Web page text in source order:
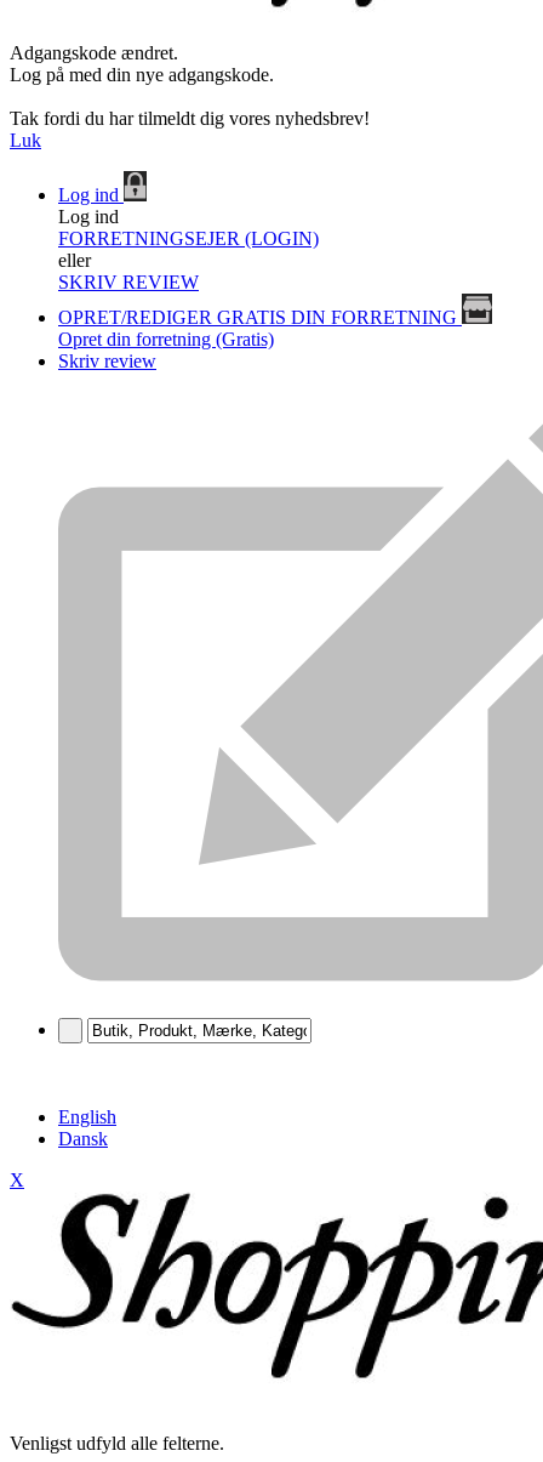
Adgangskode ændret.
Log på med din nye adgangskode.
Tak fordi du har tilmeldt dig vores nyhedsbrev!
Luk
Log ind
Log ind
FORRETNINGSEJER (LOGIN)
eller
SKRIV REVIEW
OPRET/REDIGER GRATIS DIN FORRETNING
Opret din forretning (Gratis)
Skriv review
English
Dansk
X
Venligst udfyld alle felterne.